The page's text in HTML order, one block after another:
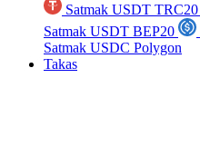
Satmak USDT TRC20
Satmak USDT BEP20
Satmak USDC Polygon
Takas